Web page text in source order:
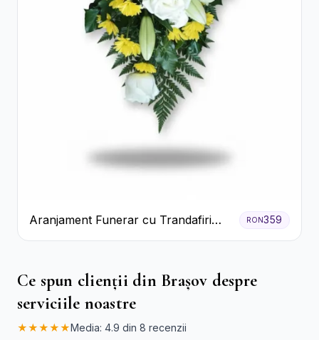
Aranjament Funerar cu Trandafiri
Albi Crizanteme Galbene și Crini
RON359
Ce spun clienții din Brașov despre
serviciile noastre
★★★★★Media: 4.9 din 8 recenzii